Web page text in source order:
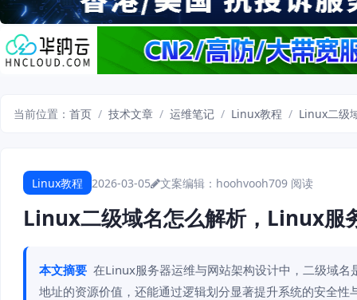
当前位置： 首页 / 技术文章 / 运维笔记 / Linux教程 / Linux二级
Linux教程 2026-03-05 文案编辑：hoohvooh709 阅读
Linux二级域名怎么解析，Linux服
本文摘要 在Linux服务器运维与网站架构设计中，二级域
地址的资源价值，还能通过逻辑划分显著提升系统的安全